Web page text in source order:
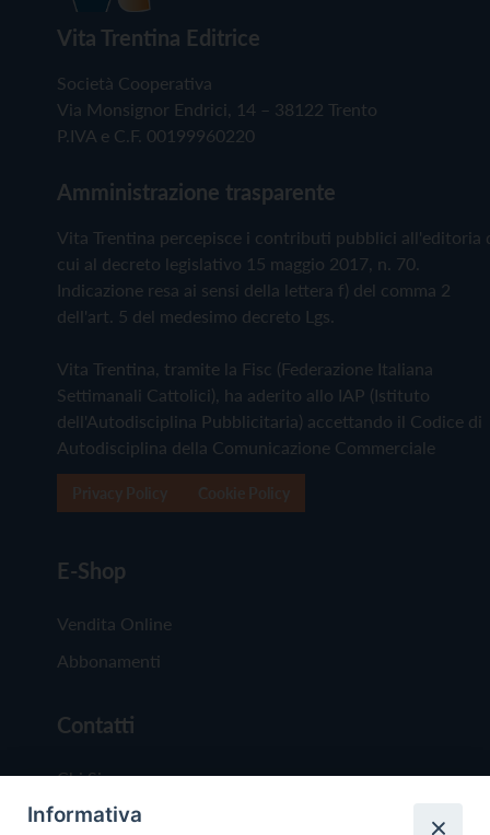
Vita Trentina Editrice
Società Cooperativa
Via Monsignor Endrici, 14 – 38122 Trento
P.IVA e C.F. 00199960220
Amministrazione trasparente
Vita Trentina percepisce i contributi pubblici all'editoria
cui al decreto legislativo 15 maggio 2017, n. 70.
Indicazione resa ai sensi della lettera f) del comma 2
dell'art. 5 del medesimo decreto Lgs.
Vita Trentina, tramite la Fisc (Federazione Italiana
Settimanali Cattolici), ha aderito allo IAP (Istituto
dell'Autodisciplina Pubblicitaria) accettando il Codice di
Autodisciplina della Comunicazione Commerciale
E-Shop
Vendita Online
Abbonamenti
Contatti
Chi Siamo
Redazione
Informativa